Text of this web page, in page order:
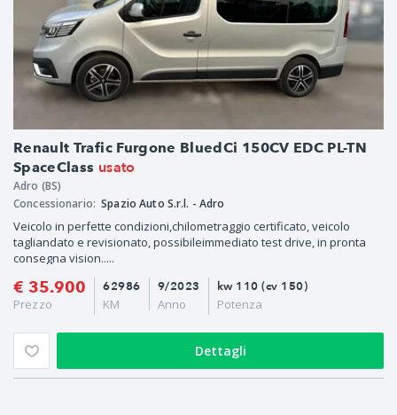
Renault Trafic Furgone BluedCi 150CV EDC PL-TN
SpaceClass usato
Adro (BS)
Concessionario: Spazio Auto S.r.l. - Adro
Veicolo in perfette condizioni,chilometraggio certificato, veicolo
tagliandato e revisionato, possibileimmediato test drive, in pronta
consegna vision.....
€ 35.900
Prezzo
9/2023
Anno
62986
KM
kw 110 (cv 150)
Potenza
Dettagli